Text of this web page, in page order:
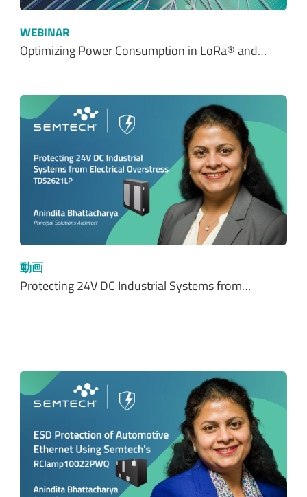
WEBINAR
Optimizing Power Consumption in LoRa® and…
動画
Protecting 24V DC Industrial Systems from…